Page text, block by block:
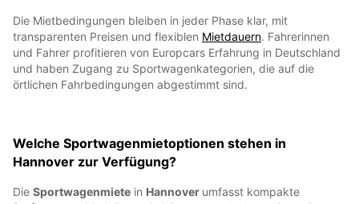
Die Mietbedingungen bleiben in jeder Phase klar, mit
transparenten Preisen und flexiblen Mietdauern. Fahrerinnen
und Fahrer profitieren von Europcars Erfahrung in Deutschland
und haben Zugang zu Sportwagenkategorien, die auf die
örtlichen Fahrbedingungen abgestimmt sind.
Welche Sportwagenmietoptionen stehen in
Hannover zur Verfügung?
Die Sportwagenmiete in Hannover umfasst kompakte